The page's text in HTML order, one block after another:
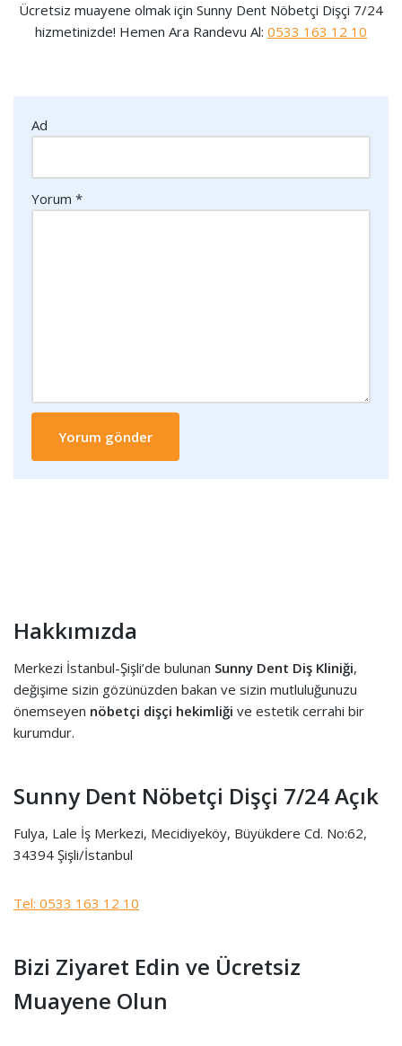
Ücretsiz muayene olmak için Sunny Dent Nöbetçi Dişçi 7/24
hizmetinizde! Hemen Ara Randevu Al: 0533 163 12 10
Ad
Yorum *
Hakkımızda
Merkezi İstanbul-Şişli’de bulunan Sunny Dent Diş Kliniği,
değişime sizin gözünüzden bakan ve sizin mutluluğunuzu
önemseyen nöbetçi dişçi hekimliği ve estetik cerrahi bir
kurumdur.
Sunny Dent Nöbetçi Dişçi 7/24 Açık
Fulya, Lale İş Merkezi, Mecidiyeköy, Büyükdere Cd. No:62,
34394 Şişli/İstanbul
Tel: 0533 163 12 10
Bizi Ziyaret Edin ve Ücretsiz
Muayene Olun